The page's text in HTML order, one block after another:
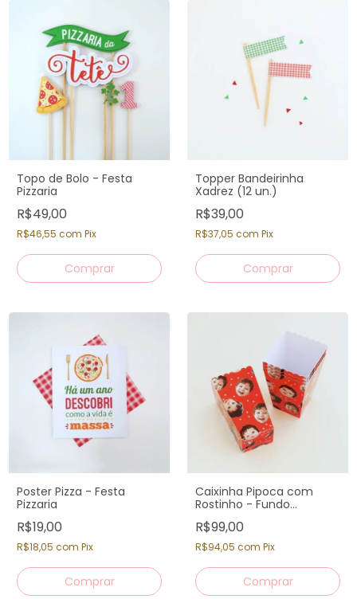
Topo de Bolo - Festa
Pizzaria
R$49,00
R$46,55 com Pix
Topper Bandeirinha
Xadrez (12 un.)
R$39,00
R$37,05 com Pix
Poster Pizza - Festa
Pizzaria
R$19,00
R$18,05 com Pix
Caixinha Pipoca com
Rostinho - Fundo
Vermelho (12 un)
R$99,00
R$94,05 com Pix